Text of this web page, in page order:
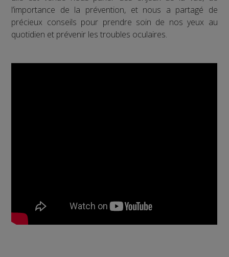
l’importance de la prévention, et nous a partagé de
précieux conseils pour prendre soin de nos yeux au
quotidien et prévenir les troubles oculaires.